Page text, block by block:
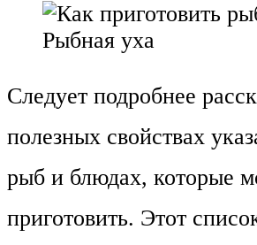
Рыбная уха
Следует подробнее
полезных свойствах
рыб и блюдах, которые
приготовить. Этот